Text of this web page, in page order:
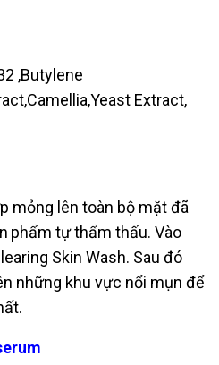
,Butylene
Extract,
mỏng lên toàn bộ mặt đã
phẩm tự thẩm thấu. Vào
Skin Wash. Sau đó
những khu vực nổi mụn để